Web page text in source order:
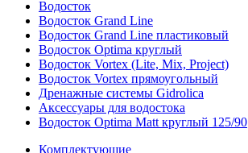
Водосток
Водосток Grand Line
Водосток Grand Line пластиковый
Водосток Optima круглый
Водосток Vortex (Lite, Mix, Project)
Водосток Vortex прямоугольный
Дренажные системы Gidrolica
Аксессуары для водостока
Водосток Optima Matt круглый 125/90
Комплектующие